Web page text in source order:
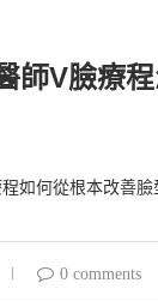
師V臉療
如何從根本改善
0 comments